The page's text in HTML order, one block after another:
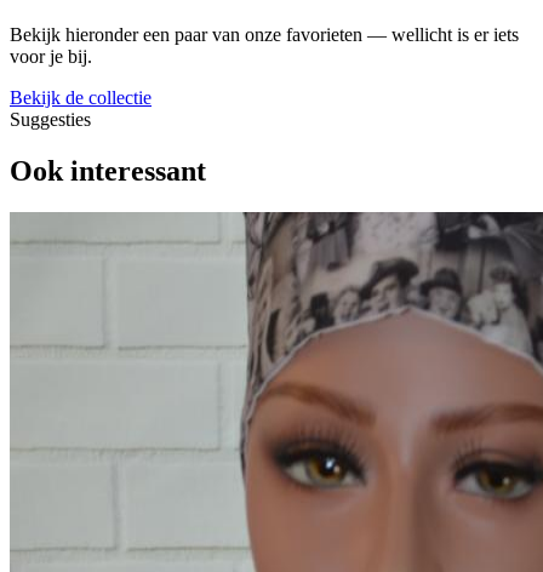
Bekijk hieronder een paar van onze favorieten — wellicht is er iets
voor je bij.
Bekijk de collectie
Suggesties
Ook interessant